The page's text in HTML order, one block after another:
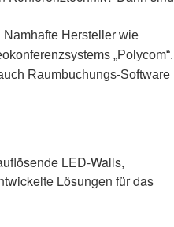
Hersteller wie
„Polycom“.
Raumbuchungs-Software
LED-Walls,
Lösungen für das